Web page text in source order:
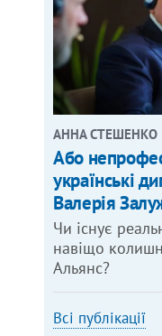
АННА СТЕШЕНКО
Або
українські
Валерія
Чи існує
навіщо
Альянс?
Всі публікації